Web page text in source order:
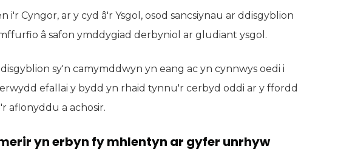
i'r Cyngor, ar y cyd â'r Ysgol, osod sancsiynau ar ddisgyblion
â safon ymddygiad derbyniol ar gludiant ysgol.
sy'n camymddwyn yn eang ac yn cynnwys oedi i
efallai y bydd yn rhaid tynnu'r cerbyd oddi ar y ffordd
aflonyddu a achosir.
yn erbyn fy mhlentyn ar gyfer unrhyw